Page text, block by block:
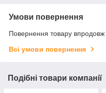
Умови повернення
Повернення товару впродовж
Всі умови повернення
Подібні товари компанії